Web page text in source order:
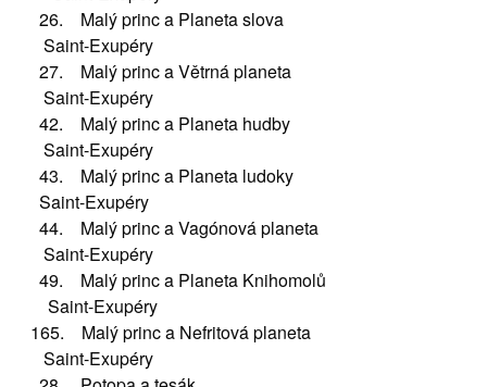
26. Malý princ a Planeta slova
Saint-Exupéry
27. Malý princ a Větrná planeta
Saint-Exupéry
42. Malý princ a Planeta hudby
Saint-Exupéry
43. Malý princ a Planeta ludoky
Saint-Exupéry
44. Malý princ a Vagónová planeta
Saint-Exupéry
49. Malý princ a Planeta Knihomolů
Saint-Exupéry
165. Malý princ a Nefritová planeta
Saint-Exupéry